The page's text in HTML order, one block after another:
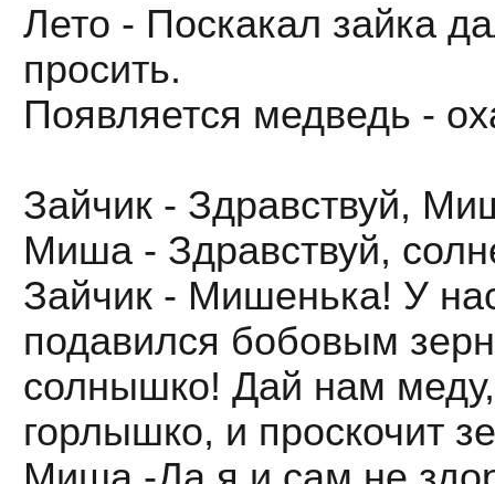
Лето - Поскакал зайка
просить.
Появляется медведь -
Зайчик - Здравствуй,
Миша - Здравствуй,
Зайчик - Мишенька! У
подавился бобовым
солнышко! Дай нам
горлышко, и проскочит